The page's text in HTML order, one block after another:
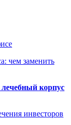
чем заменить
корпус
инвесторов